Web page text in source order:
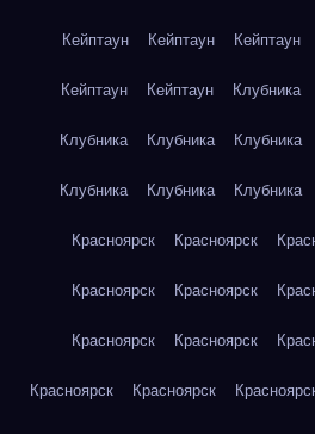
Кейптаун Кейптаун Кейптаун
Кейптаун Кейптаун Клубника
Клубника Клубника Клубника
Клубника Клубника Клубника
Красноярск Красноярск
Красноярск Красноярск
Красноярск Красноярск
Красноярск Красноярск